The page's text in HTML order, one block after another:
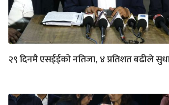
२९ दिनमै एसईईको नतिजा, ४ प्रतिशत बढीले